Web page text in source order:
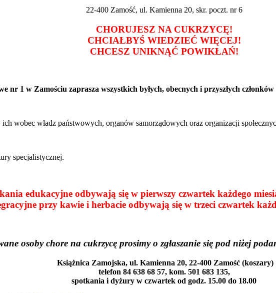
22-400 Zamość, ul. Kamienna 20, skr. poczt. nr 6
CHORUJESZ NA CUKRZYCĘ!
CHCIAŁBYŚ WIEDZIEĆ WIĘCEJ!
CHCESZ UNIKNĄĆ POWIKŁAŃ!
nr 1 w Zamościu zaprasza wszystkich byłych, obecnych i przyszłych
wobec władz państwowych, organów samorządowych oraz organizacji
specjalistycznej.
edukacyjne odbywają się w pierwszy czwartek każdego
przy kawie i herbacie odbywają się w trzeci czwartek
osoby chore na cukrzycę prosimy o zgłaszanie się pod niżej
Książnica Zamojska, ul. Kamienna 20, 22-400 Zamość (koszary)
telefon 84 638 68 57, kom. 501 683 135,
spotkania i dyżury w czwartek od godz. 15.00 do 18.00